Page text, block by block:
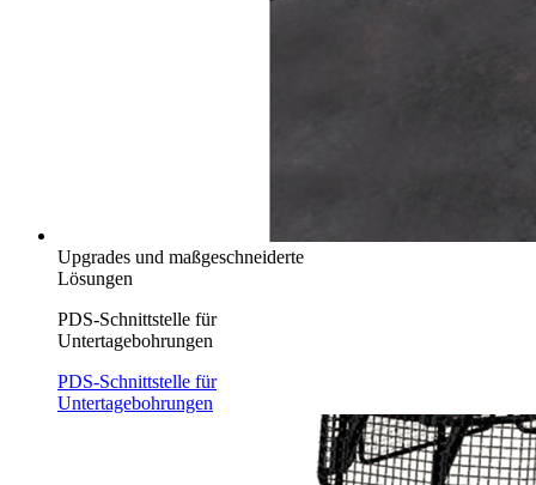
Upgrades und maßgeschneiderte
Lösungen
PDS-Schnittstelle für
Untertagebohrungen
PDS-Schnittstelle für
Untertagebohrungen